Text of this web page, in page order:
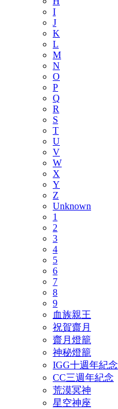
I
J
K
L
M
N
O
P
Q
R
S
T
U
V
W
X
Y
Z
Unknown
1
2
3
4
5
6
7
8
9
血族親王
祝賀齋月
齋月燈籠
神秘燈籠
IGG十週年紀念
CC三週年紀念
荒漠冥神
星空神座